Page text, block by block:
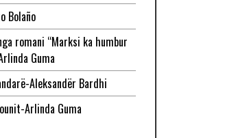
Bolaño
romani “Marksi ka humbur
Guma
Aleksandër Bardhi
Arlinda Guma